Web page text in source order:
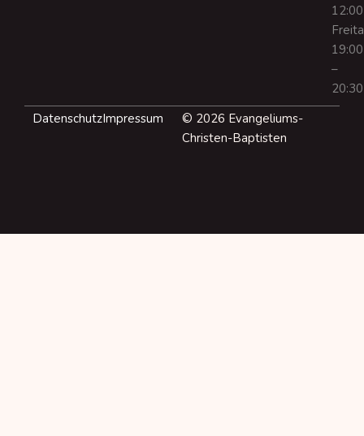
12:00
19:00
–
20:30
© 2026 Evangeliums-
Christen-Baptisten
DatenschutzImpressum